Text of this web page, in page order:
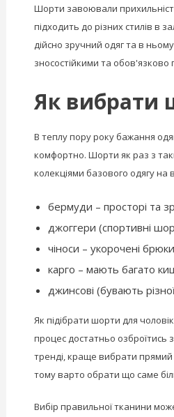
Шорти завоювали
підходить до різних стилів в
дійсно зручний одяг та в
зносостійкими та
Як вибрати
В теплу пору року бажання
комфортно. Шорти як раз з
колекціями базового одягу на
бермуди – просторі та
джоггери (спортивні
чіноси – укорочені
карго – мають багато
джинсові (бувають
Як підібрати шорти для
процес достатньо
тренді, краще вибрати прямий
тому варто обрати що саме
Вибір правильної тканини